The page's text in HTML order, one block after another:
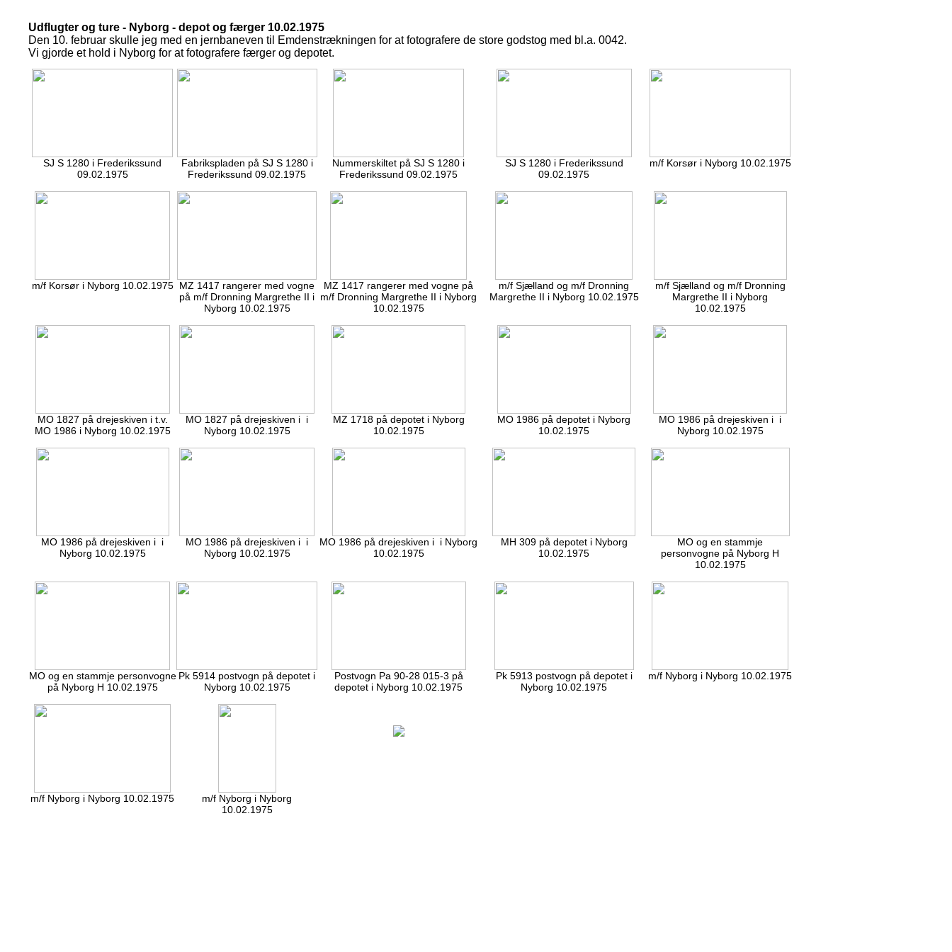
Udflugter og ture - Nyborg - depot og færger 10.02.1975
Den 10. februar skulle jeg med en jernbaneven til Emdenstrækningen for at fotografere de store godstog med bl.a. 0042.
Vi gjorde et hold i Nyborg for at fotografere færger og depotet.
SJ S 1280 i Frederikssund
09.02.1975
Fabrikspladen på SJ S 1280 i
Frederikssund 09.02.1975
Nummerskiltet på SJ S 1280 i
Frederikssund 09.02.1975
SJ S 1280 i Frederikssund
09.02.1975
m/f Korsør i Nyborg 10.02.1975
m/f Korsør i Nyborg 10.02.1975 MZ 1417 rangerer med vogne
på m/f Dronning Margrethe II i
Nyborg 10.02.1975
MZ 1417 rangerer med vogne på
m/f Dronning Margrethe II i Nyborg
10.02.1975
m/f Sjælland og m/f Dronning
Margrethe II i Nyborg 10.02.1975
m/f Sjælland og m/f Dronning
Margrethe II i Nyborg
10.02.1975
MO 1827 på drejeskiven i t.v.
MO 1986 i Nyborg 10.02.1975
MO 1827 på drejeskiven i i
Nyborg 10.02.1975
MZ 1718 på depotet i Nyborg
10.02.1975
MO 1986 på depotet i Nyborg
10.02.1975
MO 1986 på drejeskiven i i
Nyborg 10.02.1975
MO 1986 på drejeskiven i i
Nyborg 10.02.1975
MO 1986 på drejeskiven i i
Nyborg 10.02.1975
MO 1986 på drejeskiven i i Nyborg
10.02.1975
MH 309 på depotet i Nyborg
10.02.1975
MO og en stammje
personvogne på Nyborg H
10.02.1975
MO og en stammje personvogne
på Nyborg H 10.02.1975
Pk 5914 postvogn på depotet i
Nyborg 10.02.1975
Postvogn Pa 90-28 015-3 på
depotet i Nyborg 10.02.1975
Pk 5913 postvogn på depotet i
Nyborg 10.02.1975
m/f Nyborg i Nyborg 10.02.1975
m/f Nyborg i Nyborg 10.02.1975
m/f Nyborg i Nyborg
10.02.1975